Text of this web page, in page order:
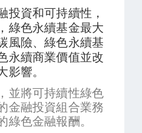
投資和可持續性，
綠色永續基金最大
風險、綠色永續基
永續商業價值並改
影響。
並將可持續性綠色
金融投資組合業務
綠色金融報酬。